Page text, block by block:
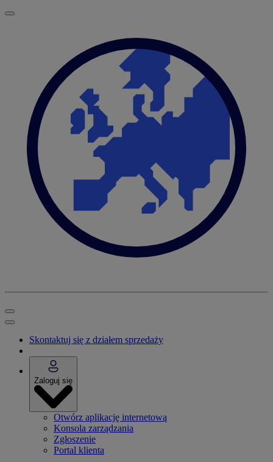
Skontaktuj się z działem sprzedaży
Zaloguj się
Otwórz aplikację internetową
Konsola zarządzania
Zgłoszenie
Portal klienta